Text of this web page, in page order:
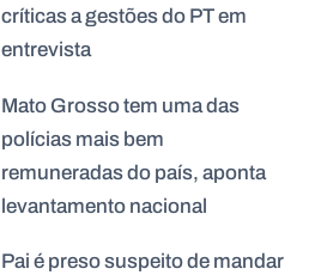
críticas a gestões do PT em
entrevista
Mato Grosso tem uma das
polícias mais bem
remuneradas do país, aponta
levantamento nacional
Pai é preso suspeito de mandar